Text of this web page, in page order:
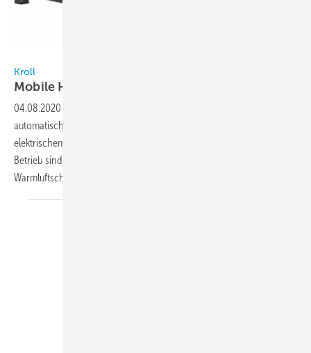
Kroll
Mobile Heiz-Kühl-Kombination
04.08.2020
automatisch umschaltende, mobile Luft-Luft-Wärmepumpe, die im rein
elektrischem Betrieb CO2-neutral heizen und kühlen kann. Für den
Betrieb sind lediglich eine 32 Ah-Steckdose und Kalt-
Warmluftschläuche erforderlich. Mit einem